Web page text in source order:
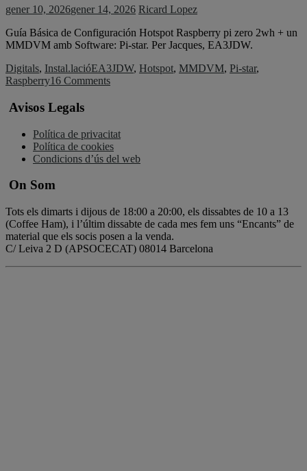
gener 10, 2026gener 14, 2026 Ricard Lopez
Guía Básica de Configuración Hotspot Raspberry pi zero 2wh + un
MMDVM amb Software: Pi-star. Per Jacques, EA3JDW.
Digitals, Instal.lacióEA3JDW, Hotspot, MMDVM, Pi-star,
Raspberry16 Comments
Avisos Legals
Política de privacitat
Política de cookies
Condicions d’ús del web
On Som
Tots els dimarts i dijous de 18:00 a 20:00, els dissabtes de 10 a 13
(Coffee Ham), i l’últim dissabte de cada mes fem uns “Encants” de
material que els socis posen a la venda.
C/ Leiva 2 D (APSOCECAT) 08014 Barcelona